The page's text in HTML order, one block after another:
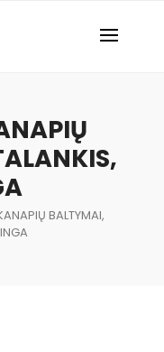
BALTYMAI,